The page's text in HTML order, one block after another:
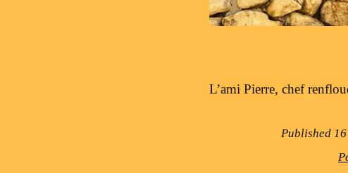
L’ami Pierre, chef
Published